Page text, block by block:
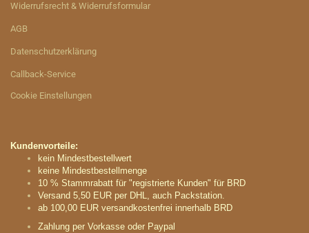
Widerrufsrecht & Widerrufsformular
AGB
Datenschutzerklärung
Callback-Service
Cookie Einstellungen
Kundenvorteile:
kein Mindestbestellwert
keine Mindestbestellmenge
10 % Stammrabatt für "registrierte Kunden" für BRD
Versand 5,50 EUR per DHL, auch Packstation.
ab 100,00 EUR versandkostenfrei innerhalb BRD
Zahlung per Vorkasse oder Paypal